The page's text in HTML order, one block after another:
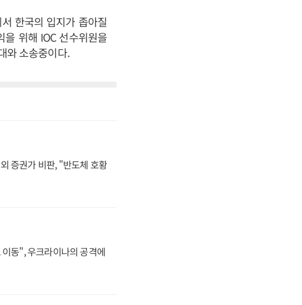
한국의 입지가 좁아질
위해 IOC 선수위원을
와 소송중이다.
증권가 비판, "반도체 호황
동", 우크라이나의 공격에